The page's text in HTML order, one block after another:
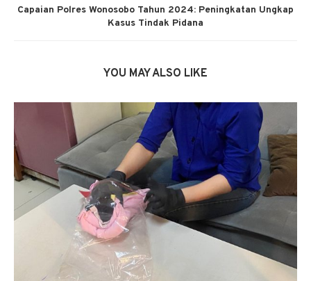
Capaian Polres Wonosobo Tahun 2024: Peningkatan Ungkap
Kasus Tindak Pidana
YOU MAY ALSO LIKE